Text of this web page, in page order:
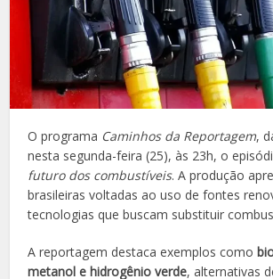
O programa Caminhos da Reportagem,
nesta segunda-feira (25), às 23h, o
futuro dos combustíveis. A produção
brasileiras voltadas ao uso de fontes
tecnologias que buscam substituir
A reportagem destaca exemplos como
metanol e hidrogênio verde, alternativas